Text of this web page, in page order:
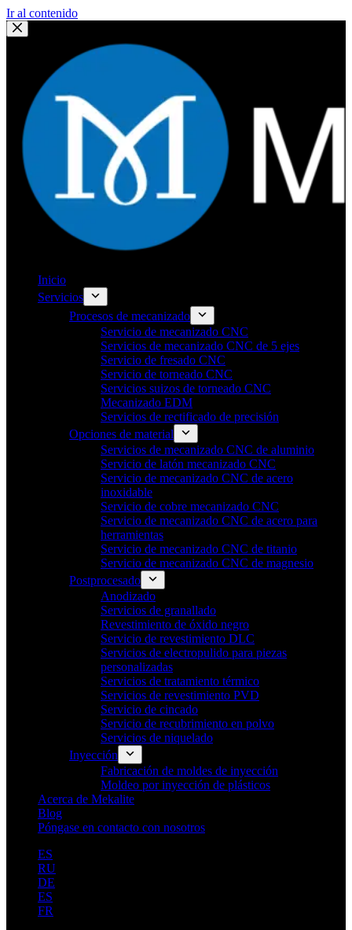
Ir al contenido
Inicio
Servicios
Procesos de mecanizado
Servicio de mecanizado CNC
Servicios de mecanizado CNC de 5 ejes
Servicio de fresado CNC
Servicio de torneado CNC
Servicios suizos de torneado CNC
Mecanizado EDM
Servicios de rectificado de precisión
Opciones de material
Servicios de mecanizado CNC de aluminio
Servicio de latón mecanizado CNC
Servicio de mecanizado CNC de acero
inoxidable
Servicio de cobre mecanizado CNC
Servicio de mecanizado CNC de acero para
herramientas
Servicio de mecanizado CNC de titanio
Servicio de mecanizado CNC de magnesio
Postprocesado
Anodizado
Servicios de granallado
Revestimiento de óxido negro
Servicio de revestimiento DLC
Servicios de electropulido para piezas
personalizadas
Servicios de tratamiento térmico
Servicios de revestimiento PVD
Servicio de cincado
Servicio de recubrimiento en polvo
Servicios de niquelado
Inyección
Fabricación de moldes de inyección
Moldeo por inyección de plásticos
Acerca de Mekalite
Blog
Póngase en contacto con nosotros
ES
RU
DE
ES
FR